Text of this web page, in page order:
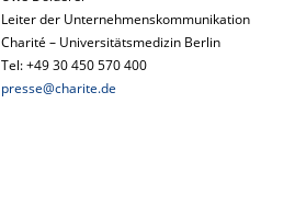
Leiter der Unternehmenskommunikation
Charité – Universitätsmedizin Berlin
Tel: +49 30 450 570 400
presse@charite.de